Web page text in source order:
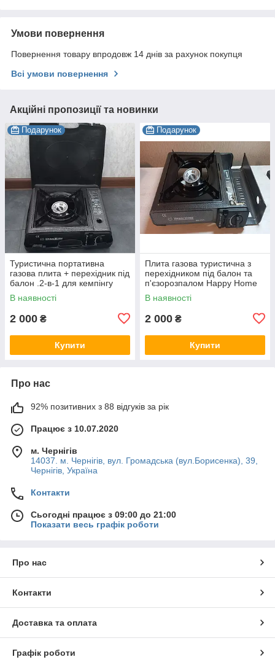
Умови повернення
Повернення товару впродовж 14 днів за рахунок покупця
Всі умови повернення
Акційні пропозиції та новинки
Подарунок
Туристична портативна
газова плита + перехідник під
балон .2-в-1 для кемпінгу
В наявності
2 000 ₴
Купити
Подарунок
Плита газова туристична з
перехідником під балон та
п'єзорозпалом Happy Home
BDZ-155A
В наявності
2 000 ₴
Купити
Про нас
92% позитивних з 88 відгуків за рік
Працює з 10.07.2020
м. Чернігів
14037. м. Чернігів, вул. Громадська (вул.Борисенка), 39,
Чернігів, Україна
Контакти
Сьогодні працює з 09:00 до 21:00
Показати весь графік роботи
Про нас
Контакти
Доставка та оплата
Графік роботи